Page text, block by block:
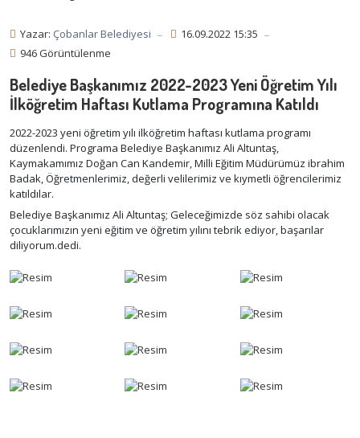
Yazar: Çobanlar Belediyesi
16.09.2022 15:35
946 Görüntülenme
Belediye Başkanımız 2022-2023 Yeni Öğretim Yılı
İlköğretim Haftası Kutlama Programına Katıldı
2022-2023 yeni öğretim yılı ilköğretim haftası kutlama programı
düzenlendi. Programa Belediye Başkanımız Ali Altuntaş,
Kaymakamımız Doğan Can Kandemir, Milli Eğitim Müdürümüz ibrahim
Badak, Öğretmenlerimiz, değerli velilerimiz ve kıymetli öğrencilerimiz
katıldılar.
Belediye Başkanımız Ali Altuntaş; Geleceğimizde söz sahibi olacak
çocuklarımızın yeni eğitim ve öğretim yılını tebrik ediyor, başarılar
diliyorum.dedi.